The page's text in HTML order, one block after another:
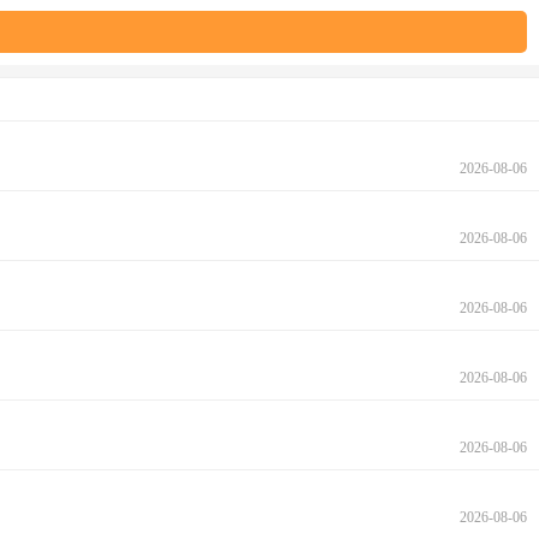
2026-08-06
2026-08-06
2026-08-06
2026-08-06
2026-08-06
2026-08-06